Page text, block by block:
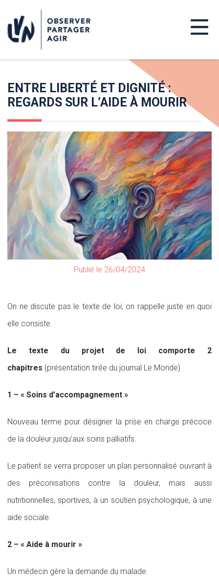
ENTRE LIBERTÉ ET DIGNITÉ :
REGARDS SUR L’AIDE À MOURIR
Publié le 26/04/2024
On ne discute pas le texte de loi, on rappelle juste en quoi
elle consiste.
Le texte du projet de loi comporte 2
chapitres (présentation tirée du journal Le Monde)
1 – « Soins d’accompagnement »
Nouveau terme pour désigner la prise en charge précoce
de la douleur jusqu’aux soins palliatifs.
Le patient se verra proposer un plan personnalisé ouvrant à
des préconisations contre la douleur, mais aussi
nutritionnelles, sportives, à un soutien psychologique, à une
aide sociale.
2 – « Aide à mourir »
Un médecin gère la demande du malade.